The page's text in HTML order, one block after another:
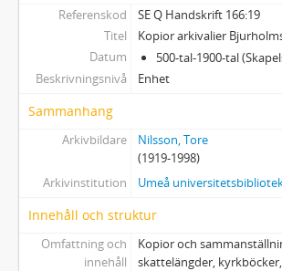
30 - Kopior arkivalier
31 - Kopior arkivalier Hiske,
32 - Kopior arkivalier Hissjö
33 - Kopior arkivalier
36 - Kopior arkivalier
37 - Kopior arkivalier
38 - Kopior arkivalier
39 - Kopior arkivalier Röbäck
41 - Kopior arkivalier
Referenskod
SE Q Handskrift 166:19
Titel
Kopior arkivalier
Datum
500-tal-1900-tal
Beskrivningsnivå
Enhet
Sammanhang
Arkivbildare
Nilsson, Tore
(1919-1998)
Arkivinstitution
Umeå
Innehåll och struktur
Omfattning och
innehåll
Kopior och
skattelängder,